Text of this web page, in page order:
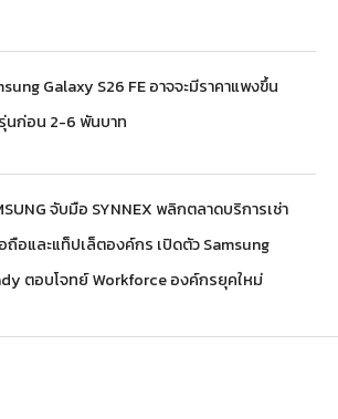
Galaxy S26 FE อาจจะมีราคาแพงขึ้น
นก่อน 2-6 พันบาท
จับมือ SYNNEX พลิกตลาดบริการเช่า
ถือและแท็ปเล็ตองค์กร เปิดตัว Samsung
ตอบโจทย์ Workforce องค์กรยุคใหม่